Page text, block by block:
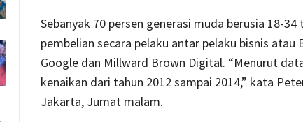
Sebanyak 70 persen generasi muda berusia 18-
pembelian secara pelaku antar pelaku bisnis atau
Google dan Millward Brown Digital. “Menurut
kenaikan dari tahun 2012 sampai 2014,” kata
Jakarta, Jumat malam.